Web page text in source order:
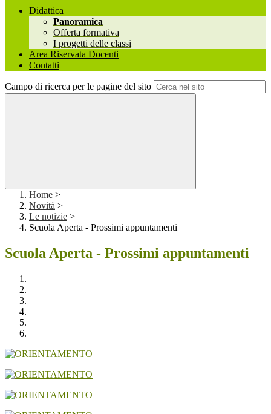
Didattica
Panoramica
Offerta formativa
I progetti delle classi
Area Riservata Docenti
Contatti
Campo di ricerca per le pagine del sito
Home >
Novità >
Le notizie >
Scuola Aperta - Prossimi appuntamenti
Scuola Aperta - Prossimi appuntamenti